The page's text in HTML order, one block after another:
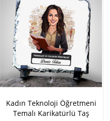
Kadın Teknoloji Öğretmeni
Temalı Karikatürlü Taş